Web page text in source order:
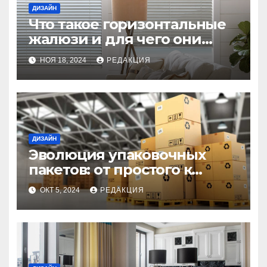
ДИЗАЙН
Что такое горизонтальные
жалюзи и для чего они
используются?
НОЯ 18, 2024 РЕДАКЦИЯ
ДИЗАЙН
Эволюция упаковочных
пакетов: от простого к
инновационному
ОКТ 5, 2024 РЕДАКЦИЯ